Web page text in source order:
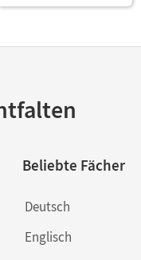
Beliebte Fächer
Deutsch
Englisch